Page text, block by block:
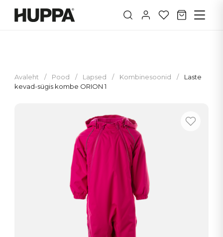
Avaleht / Pood / Lapsed / Kombinesoonid /
Laste
kevad-sügis kombe ORION 1